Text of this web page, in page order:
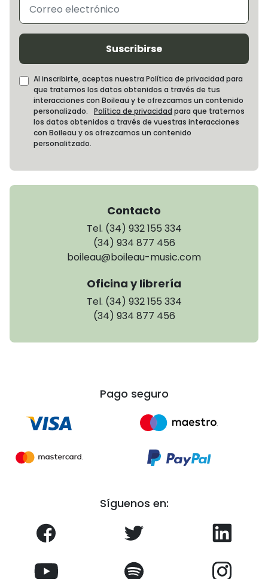
Suscribirse
Al inscribirte, aceptas nuestra Política de privacidad para
que tratemos los datos obtenidos a través de tus
interacciones con Boileau y te ofrezcamos un contenido
personalizado. Política de privacidad para que tratemos
los datos obtenidos a través de vuestras interacciones
con Boileau y os ofrezcamos un contenido
personalitzado.
Contacto
Tel. (34) 932 155 334
(34) 934 877 456
boileau@boileau-music.com
Oficina y librería
Tel. (34) 932 155 334
(34) 934 877 456
Pago seguro
Síguenos en: